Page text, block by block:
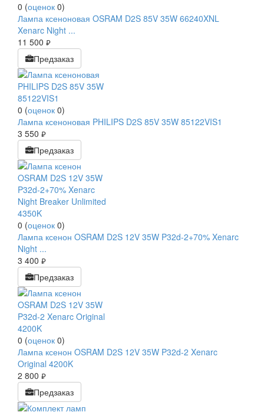
0 (оценок 0)
Лампа ксеноновая OSRAM D2S 85V 35W 66240XNL
Xenarc Night ...
11 500 руб.
Предзаказ
0 (оценок 0)
Лампа ксеноновая PHILIPS D2S 85V 35W 85122VIS1
3 550 руб.
Предзаказ
0 (оценок 0)
Лампа ксенон OSRAM D2S 12V 35W P32d-2+70% Xenarc
Night ...
3 400 руб.
Предзаказ
0 (оценок 0)
Лампа ксенон OSRAM D2S 12V 35W P32d-2 Xenarc
Original 4200K
2 800 руб.
Предзаказ